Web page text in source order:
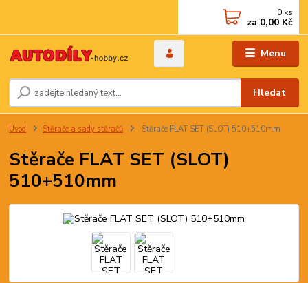
Menu
Hledat
0 ks
za 0,00 Kč
Úvod Stěrače a sady stěračů Stěrače FLAT SET (SLOT) 510+510mm
Stěrače FLAT SET (SLOT)
510+510mm